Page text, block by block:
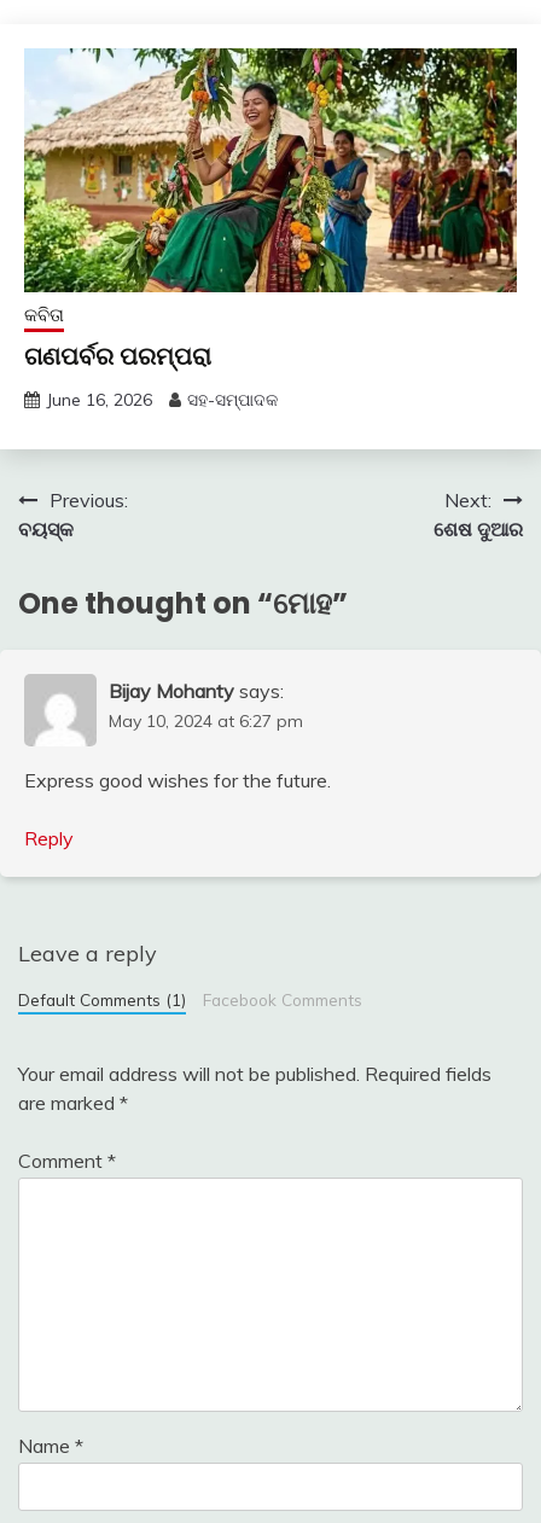
କବିତା
ଗଣପର୍ବର ପରମ୍ପରା
June 16, 2026 ସହ-ସମ୍ପାଦକ
Post
navigation
Previous:
ବୟସ୍କ
Next:
ଶେଷ ଦୁଆର
One thought on “ମୋହ”
Bijay Mohanty says:
May 10, 2024 at 6:27 pm
Express good wishes for the future.
Reply
Leave a reply
Default Comments (1) Facebook Comments
Your email address will not be published. Required fields
are marked *
Comment *
Name *